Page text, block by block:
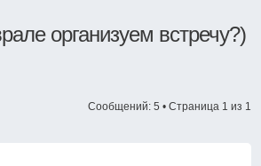
организуем встречу?)
Сообщений: 5 • Страница 1 из 1